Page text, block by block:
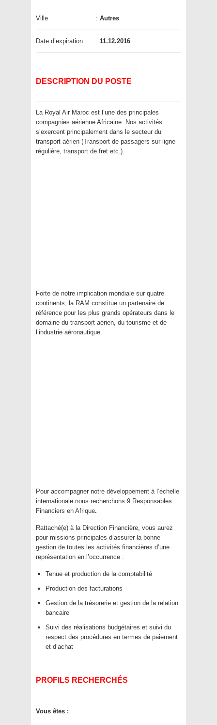
Ville : Autres
Date d’expiration : 11.12.2016
DESCRIPTION DU POSTE
La Royal Air Maroc est l’une des principales
compagnies aérienne Africaine. Nos activités
s’exercent principalement dans le secteur du
transport aérien (Transport de passagers sur ligne
régulière, transport de fret etc.).
Forte de notre implication mondiale sur quatre
continents, la RAM constitue un partenaire de
référence pour les plus grands opérateurs dans le
domaine du transport aérien, du tourisme et de
l’industrie aéronautique.
Pour accompagner notre développement à l’échelle
internationale nous recherchons 9 Responsables
Financiers en Afrique.
Rattaché(e) à la Direction Financière, vous aurez
pour missions principales d’assurer la bonne
gestion de toutes les activités financières d’une
représentation en l’occurrence :
Tenue et production de la comptabilité
Production des facturations
Gestion de la trésorerie et gestion de la relation
bancaire
Suivi des réalisations budgétaires et suivi du
respect des procédures en termes de paiement
et d’achat
PROFILS RECHERCHÉS
Vous êtes :